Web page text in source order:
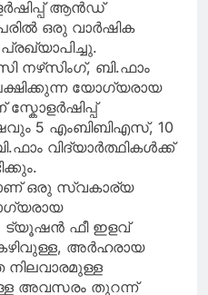
ആൻഡ്
ഒരു വാർഷിക
നഴ്‌സിംഗ്, ബി.ഫാം
യോഗ്യരായ
സ്കോളർഷിപ്പ്
5 എംബിബിഎസ്, 10
വിദ്യാർത്ഥികൾക്ക്
ഒരു സ്വകാര്യ
ട്യൂഷൻ ഫീ ഇളവ്
അർഹരായ
നിലവാരമുള്ള
അവസരം തുറന്ന്